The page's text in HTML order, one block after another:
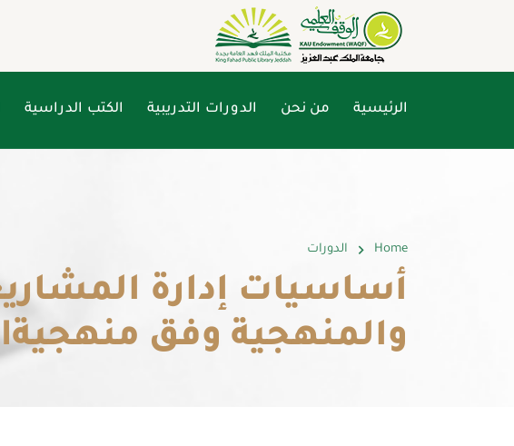
الرئيسية من نحن الدورات التدريبية الكتب الدراسية
Home الدورات
والمنهجية وفق منهجيةPMI